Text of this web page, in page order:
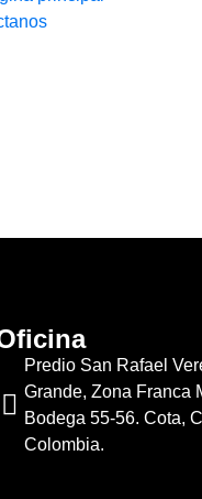
Predio San Rafael
Grande, Zona Franca
Bodega 55-56. Cota,
Colombia.